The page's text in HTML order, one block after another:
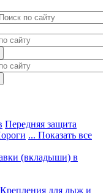
Передняя защита
... Показать все
(вкладыши) в
Крепления для лыж и